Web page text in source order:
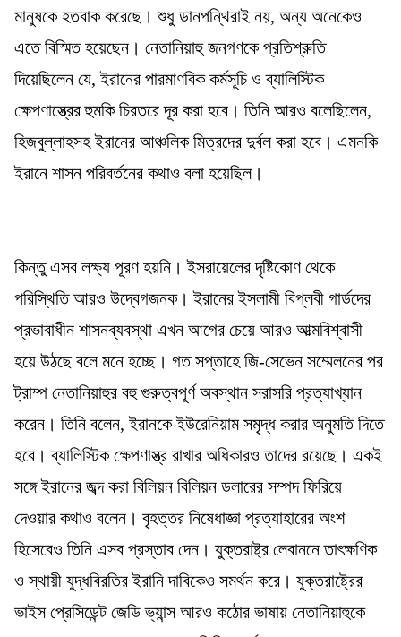
মানুষকে হতবাক করেছে। শুধু ডানপন্থিরাই নয়, অন্য অনেকেও
এতে বিস্মিত হয়েছেন। নেতানিয়াহু জনগণকে প্রতিশ্রুতি
দিয়েছিলেন যে, ইরানের পারমাণবিক কর্মসূচি ও ব্যালিস্টিক
ক্ষেপণাস্ত্রের হুমকি চিরতরে দূর করা হবে। তিনি আরও বলেছিলেন,
হিজবুল্লাহসহ ইরানের আঞ্চলিক মিত্রদের দুর্বল করা হবে। এমনকি
ইরানে শাসন পরিবর্তনের কথাও বলা হয়েছিল।
কিন্তু এসব লক্ষ্য পূরণ হয়নি। ইসরায়েলের দৃষ্টিকোণ থেকে
পরিস্থিতি আরও উদ্বেগজনক। ইরানের ইসলামী বিপ্লবী গার্ডদের
প্রভাবাধীন শাসনব্যবস্থা এখন আগের চেয়ে আরও আত্মবিশ্বাসী
হয়ে উঠছে বলে মনে হচ্ছে। গত সপ্তাহে জি-সেভেন সম্মেলনের পর
ট্রাম্প নেতানিয়াহুর বহু গুরুত্বপূর্ণ অবস্থান সরাসরি প্রত্যাখ্যান
করেন। তিনি বলেন, ইরানকে ইউরেনিয়াম সমৃদ্ধ করার অনুমতি দিতে
হবে। ব্যালিস্টিক ক্ষেপণাস্ত্র রাখার অধিকারও তাদের রয়েছে। একই
সঙ্গে ইরানের জব্দ করা বিলিয়ন বিলিয়ন ডলারের সম্পদ ফিরিয়ে
দেওয়ার কথাও বলেন। বৃহত্তর নিষেধাজ্ঞা প্রত্যাহারের অংশ
হিসেবেও তিনি এসব প্রস্তাব দেন। যুক্তরাষ্ট্র লেবাননে তাৎক্ষণিক
ও স্থায়ী যুদ্ধবিরতির ইরানি দাবিকেও সমর্থন করে। যুক্তরাষ্ট্রের
ভাইস প্রেসিডেন্ট জেডি ভ্যান্স আরও কঠোর ভাষায় নেতানিয়াহুকে